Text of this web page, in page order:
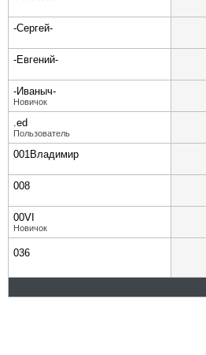
-Сергей-
-Евгений-
-Иваныч-
Новичок
.ed
Пользователь
001Владимир
008
00VI
Новичок
036